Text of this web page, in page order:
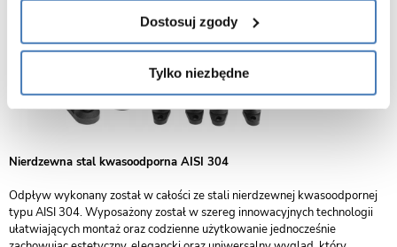
Dostosuj zgody
Tylko niezbędne
Nierdzewna stal kwasoodporna AISI 304
Odpływ wykonany został w całości ze stali nierdzewnej kwasoodpornej
typu AISI 304. Wyposażony został w szereg innowacyjnych technologii
ułatwiających montaż oraz codzienne użytkowanie jednocześnie